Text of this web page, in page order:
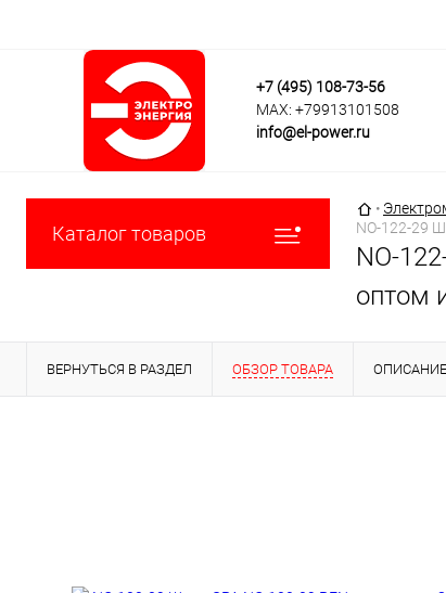
+7 (495) 108-73-56
MAX: +79913101508
info@el-power.ru
Каталог товаров
Главная
•
NO-122-29
NO-
оптом
ВЕРНУТЬСЯ В РАЗДЕЛ ОБЗОР ТОВАРА ОПИСАНИЕ